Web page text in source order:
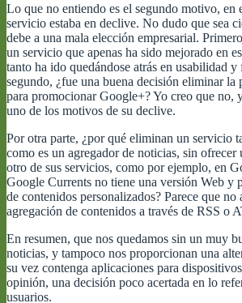
Lo que no entiendo es el segundo motivo, en
servicio estaba en declive. No dudo que sea
debe a una mala elección empresarial.
un servicio que apenas ha sido mejorado en
tanto ha ido quedándose atrás en usabilidad
segundo, ¿fue una buena decisión eliminar la
para promocionar Google+? Yo creo que no,
uno de los motivos de su declive.
Por otra parte, ¿por qué eliminan un servicio
como es un agregador de noticias, sin ofrecer
otro de sus servicios, como por ejemplo, en
Google Currents no tiene una versión Web y
de contenidos personalizados? Parece que no
agregación de contenidos a través de RSS o
En resumen, que nos quedamos sin un muy
noticias, y tampoco nos proporcionan una
su vez contenga aplicaciones para
opinión, una decisión poco acertada en lo
usuarios.